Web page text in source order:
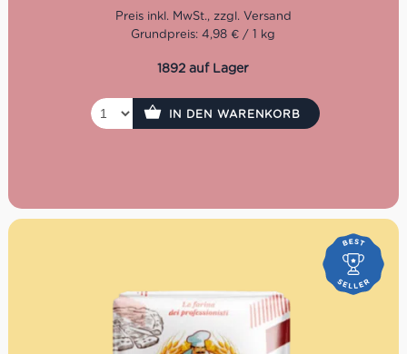
Grundpreis: 4,98 € / 1 kg
1892 auf Lager
IN DEN WARENKORB